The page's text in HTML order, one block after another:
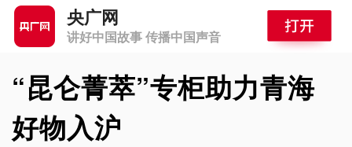
央广网
讲好中国故事 传播中国声音
“昆仑菁萃”专柜助力青海
好物入沪